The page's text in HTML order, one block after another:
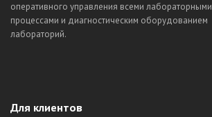
оперативного управления всеми лабораторными
процессами и диагностическим оборудованием
лабораторий.
Для клиентов